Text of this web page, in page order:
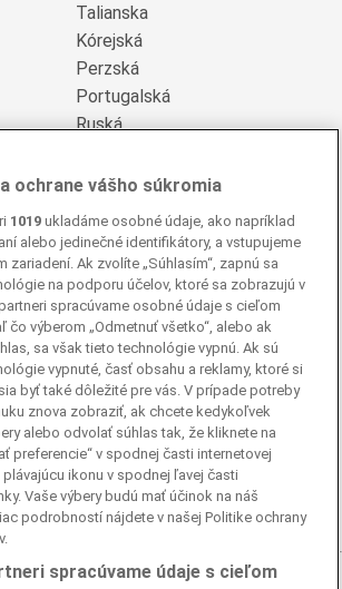
Talianska
Kórejská
Perzská
Portugalská
Ruská
Turecká
ochrane vášho súkromia
1019 ukladáme osobné údaje, ako napríklad
alebo jedinečné identifikátory, a vstupujeme
zariadení. Ak zvolíte „Súhlasím“, zapnú sa
na podporu účelov, ktoré sa zobrazujú v
spracúvame osobné údaje s cieľom
čo výberom „Odmetnuť všetko“, alebo ak
sa však tieto technológie vypnú. Ak sú
vypnuté, časť obsahu a reklamy, ktoré si
byť také dôležité pre vás. V prípade potreby
znova zobraziť, ak chcete kedykoľvek
alebo odvolať súhlas tak, že kliknete na
preferencie“ v spodnej časti internetovej
plávajúcu ikonu v spodnej ľavej časti
Vaše výbery budú mať účinok na náš
podrobností nájdete v našej Politike ochrany
spracúvame údaje s cieľom